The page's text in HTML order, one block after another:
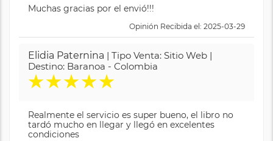
Muchas gracias por el envió!!!
Opinión Recibida el: 2025-03-29
Elidia Paternina | Tipo Venta: Sitio Web |
Destino: Baranoa - Colombia
★★★★★
Realmente el servicio es super bueno, el libro no
tardó mucho en llegar y llegó en excelentes
condiciones